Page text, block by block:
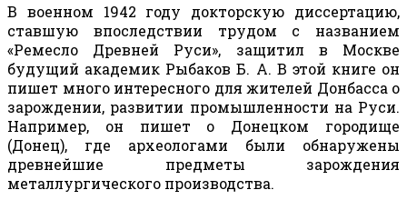
В военном 1942 году докторскую диссертацию,
ставшую впоследствии трудом с названием
«Ремесло Древней Руси», защитил в Москве
будущий академик Рыбаков Б. А. В этой книге он
пишет много интересного для жителей Донбасса о
зарождении, развитии промышленности на Руси.
Например, он пишет о Донецком городище
(Донец), где археологами были обнаружены
древнейшие предметы зарождения
металлургического производства.